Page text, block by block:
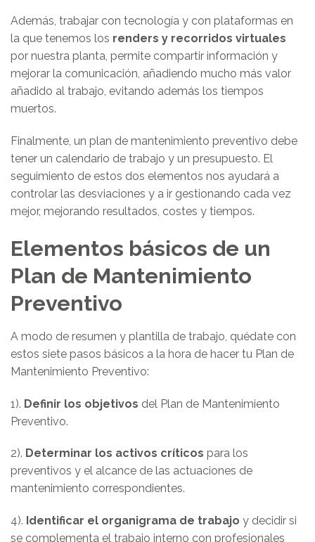
Además, trabajar con tecnología y con plataformas en
la que tenemos los renders y recorridos virtuales
por nuestra planta, permite compartir información y
mejorar la comunicación, añadiendo mucho más valor
añadido al trabajo, evitando además los tiempos
muertos.
Finalmente, un plan de mantenimiento preventivo debe
tener un calendario de trabajo y un presupuesto. El
seguimiento de estos dos elementos nos ayudará a
controlar las desviaciones y a ir gestionando cada vez
mejor, mejorando resultados, costes y tiempos.
Elementos básicos de un
Plan de Mantenimiento
Preventivo
A modo de resumen y plantilla de trabajo, quédate con
estos siete pasos básicos a la hora de hacer tu Plan de
Mantenimiento Preventivo:
1). Definir los objetivos del Plan de Mantenimiento
Preventivo.
2). Determinar los activos críticos para los
preventivos y el alcance de las actuaciones de
mantenimiento correspondientes.
4). Identificar el organigrama de trabajo y decidir si
se complementa el trabajo interno con profesionales